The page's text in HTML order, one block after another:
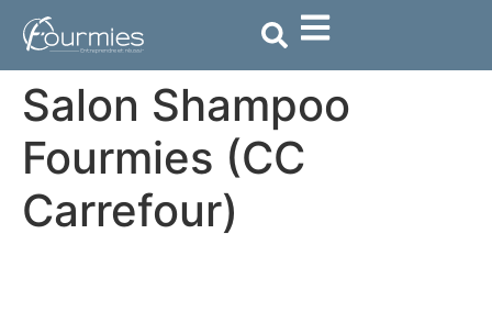
principal
Salon Shampoo
Fourmies (CC
Carrefour)